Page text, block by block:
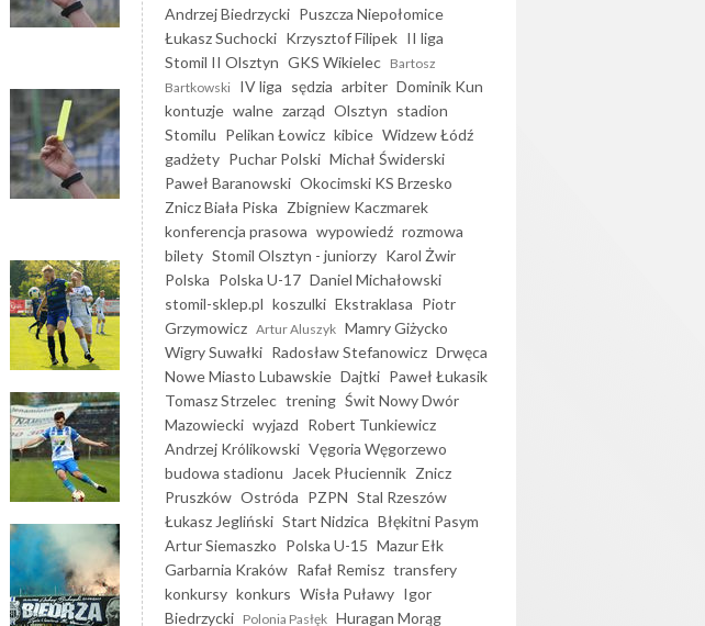
Andrzej Biedrzycki Puszcza Niepołomice
Łukasz Suchocki Krzysztof Filipek II liga
Stomil II Olsztyn GKS Wikielec Bartosz
Bartkowski IV liga sędzia arbiter Dominik Kun
kontuzje walne zarząd Olsztyn stadion
Stomilu Pelikan Łowicz kibice Widzew Łódź
gadżety Puchar Polski Michał Świderski
Paweł Baranowski Okocimski KS Brzesko
Znicz Biała Piska Zbigniew Kaczmarek
konferencja prasowa wypowiedź rozmowa
bilety Stomil Olsztyn - juniorzy Karol Żwir
Polska Polska U-17 Daniel Michałowski
stomil-sklep.pl koszulki Ekstraklasa Piotr
Grzymowicz Artur Aluszyk Mamry Giżycko
Wigry Suwałki Radosław Stefanowicz Drwęca
Nowe Miasto Lubawskie Dajtki Paweł Łukasik
Tomasz Strzelec trening Świt Nowy Dwór
Mazowiecki wyjazd Robert Tunkiewicz
Andrzej Królikowski Vęgoria Węgorzewo
budowa stadionu
Jacek Płuciennik Znicz
Pruszków Ostróda PZPN Stal Rzeszów
Łukasz Jegliński Start Nidzica Błękitni Pasym
Artur Siemaszko Polska U-15 Mazur Ełk
Garbarnia Kraków Rafał Remisz transfery
konkursy konkurs Wisła Puławy Igor
Biedrzycki Polonia Pasłęk Huragan Morąg